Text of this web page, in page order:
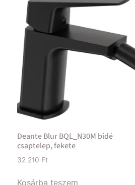
Deante Blur BQL_N30M bidé
csaptelep, fekete
32 210 Ft
Kosárba teszem